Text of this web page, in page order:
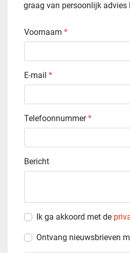
graag van persoonlijk advies
Voornaam *
E-mail *
Telefoonnummer*
Bericht
Ik ga akkoord met de
Ontvang nieuwsbrieven